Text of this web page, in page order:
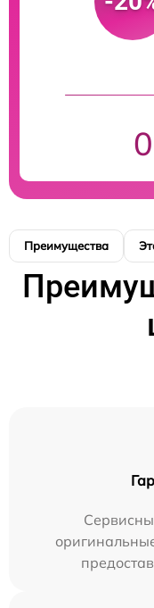
Преимущества